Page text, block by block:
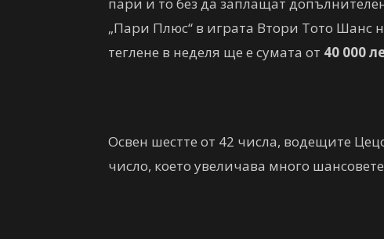
„Пари Плюс“ в играта Втори Тото Шанс
теглене в неделя ще е сумата от 40 000
Освен шестте от 42 числа, водещите
число, което увеличава много